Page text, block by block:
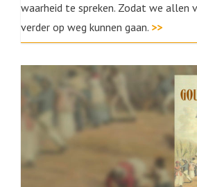
waarheid te spreken. Zodat we allen
verder op weg kunnen gaan. >>